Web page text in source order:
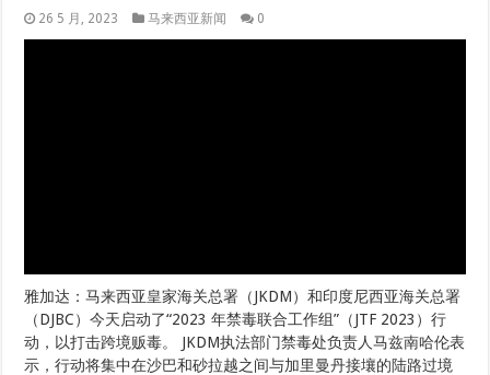
26 5 月, 2023 马来西亚新闻 0
雅加达：马来西亚皇家海关总署（JKDM）和印度尼西亚海关总署
（DJBC）今天启动了“2023 年禁毒联合工作组”（JTF 2023）行
动，以打击跨境贩毒。 JKDM执法部门禁毒处负责人马兹南哈伦表
示，行动将集中在沙巴和砂拉越之间与加里曼丹接壤的陆路过境